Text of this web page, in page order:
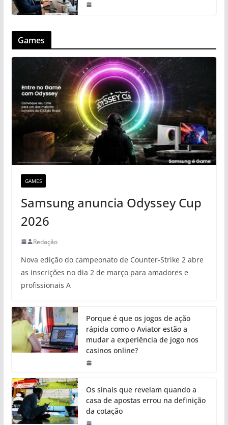
Games
GAMES
Samsung anuncia Odyssey Cup
2026
Redação
Nova edição do campeonato de Counter-Strike 2 abre
as inscrições no dia 2 de março para amadores e
profissionais A
Porque é que os jogos de ação
rápida como o Aviator estão a
mudar a experiência de jogo nos
casinos online?
Os sinais que revelam quando a
casa de apostas errou na definição
da cotação